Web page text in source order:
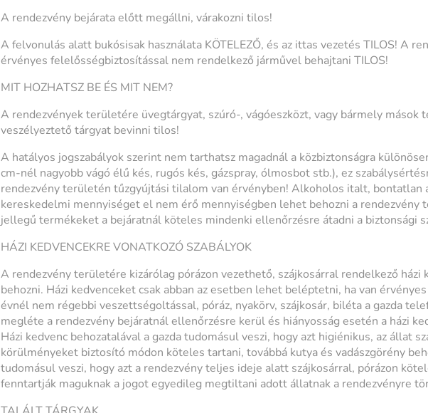
A rendezvény bejárata előtt megállni, várakozni tilos!
A felvonulás alatt bukósisak használata KÖTELEZŐ, és az ittas vezetés TILOS! A
érvényes felelősségbiztosítással nem rendelkező járművel behajtani TILOS!
MIT HOZHATSZ BE ÉS MIT NEM?
A rendezvények területére üvegtárgyat, szúró-, vágóeszközt, vagy bármely mások
veszélyeztető tárgyat bevinni tilos!
A hatályos jogszabályok szerint nem tarthatsz magadnál a közbiztonságra
cm-nél nagyobb vágó élű kés, rugós kés, gázspray, ólmosbot stb.), ez
rendezvény területén tűzgyújtási tilalom van érvényben! Alkoholos italt, bontatlan
kereskedelmi mennyiséget el nem érő mennyiségben lehet behozni a rendezvény
jellegű termékeket a bejáratnál köteles mindenki ellenőrzésre átadni a biztonsági
HÁZI KEDVENCEKRE VONATKOZÓ SZABÁLYOK
A rendezvény területére kizárólag pórázon vezethető, szájkosárral rendelkező házi
behozni. Házi kedvenceket csak abban az esetben lehet beléptetni, ha van
évnél nem régebbi veszettségoltással, póráz, nyakörv, szájkosár, biléta a gazda
megléte a rendezvény bejáratnál ellenőrzésre kerül és hiányosság esetén a házi
Házi kedvenc behozatalával a gazda tudomásul veszi, hogy azt higiénikus, az állat
körülményeket biztosító módon köteles tartani, továbbá kutya és vadászgörény
tudomásul veszi, hogy azt a rendezvény teljes ideje alatt szájkosárral, pórázon
fenntartják maguknak a jogot egyedileg megtiltani adott állatnak a rendezvényre